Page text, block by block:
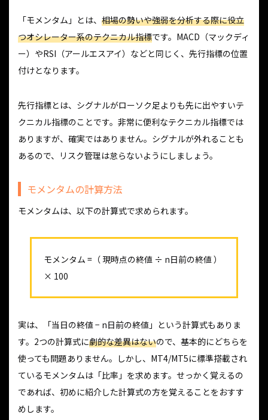
「モメンタム」とは、 相場の勢いや強弱を分析する際に役立
つオシレーター系のテクニカル指標です。MACD（マックディ
ー）やRSI（アールエスアイ）などと同じく、先行指標の位置
付けとなります。
先行指標とは、シグナルがローソク足よりも先に出やすいテ
クニカル指標のことです。非常に便利なテクニカル指標では
ありますが、確実ではありません。シグナルが外れることも
あるので、リスク管理は怠らないようにしましょう。
モメンタムの計算方法
モメンタムは、以下の計算式で求められます。
モメンタム =（ 現時点の終値 ÷ n日前の終値 ）
× 100
実は、「当日の終値 − n日前の終値」という計算式もありま
す。2つの計算式に劇的な差異はないので、基本的にどちらを
使っても問題ありません。しかし、MT4/MT5に標準搭載され
ているモメンタムは「比率」を求めます。せっかく覚えるの
であれば、初めに紹介した計算式の方を覚えることをおすす
めします。